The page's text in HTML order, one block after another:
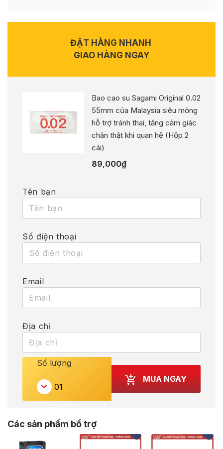
ĐẶT HÀNG NHANH
GIAO HÀNG NGAY
Bao cao su Sagami Original 0.02
55mm của Malaysia siêu mỏng
hỗ trợ tránh thai, tăng cảm giác
chân thật khi quan hệ (Hộp 2
cái)
89,000₫
Tên bạn
Số điện thoại
Email
Địa chỉ
Số lượng
MUA NGAY
Các sản phẩm bổ trợ